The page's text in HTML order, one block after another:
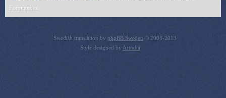
Forumindex
Swedish translation by phpBB Sweden © 2006-2013
Style designed by Artodia